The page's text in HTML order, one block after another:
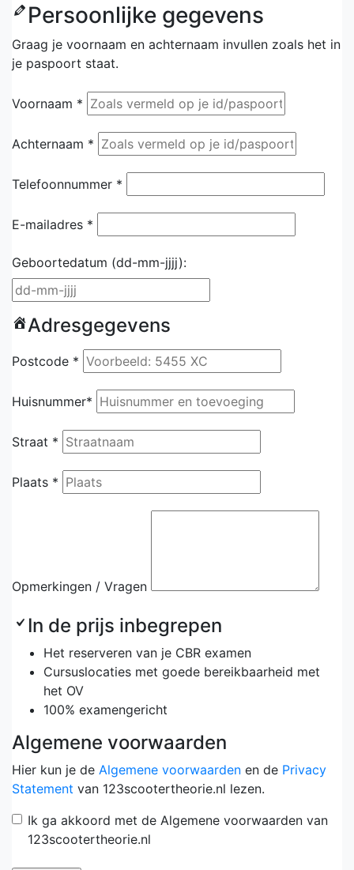
Persoonlijke gegevens
Graag je voornaam en achternaam invullen zoals het in
je paspoort staat.
Voornaam *
Achternaam *
Telefoonnummer *
E-mailadres *
Geboortedatum (dd-mm-jjjj):
Adresgegevens
Postcode *
Huisnummer*
Straat *
Plaats *
Opmerkingen / Vragen
In de prijs inbegrepen
Het reserveren van je CBR examen
Cursuslocaties met goede bereikbaarheid met
het OV
100% examengericht
Algemene voorwaarden
Hier kun je de Algemene voorwaarden en de Privacy
Statement van 123scootertheorie.nl lezen.
Ik ga akkoord met de Algemene voorwaarden van
123scootertheorie.nl